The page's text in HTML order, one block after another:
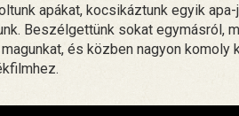
apákat, kocsikáztunk egyik
Beszélgettünk sokat egymásról,
és közben nagyon